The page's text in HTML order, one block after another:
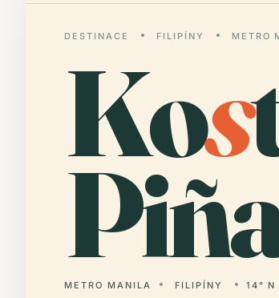
DESTINACE FILIPÍNY METRO
Kos
METRO MANILA FILIPÍNY 14° N